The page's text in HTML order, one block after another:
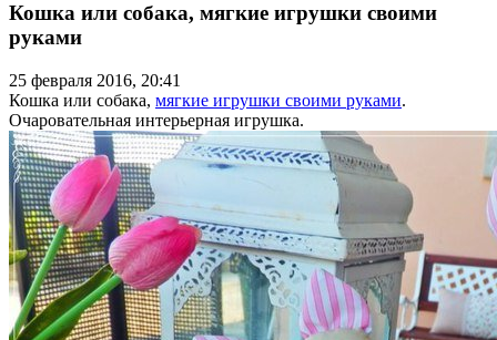
Кошка или собака, мягкие игрушки своими
руками
25 февраля 2016, 20:41
Кошка или собака, мягкие игрушки своими руками.
Очаровательная интерьерная игрушка.